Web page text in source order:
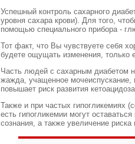
Успешный контроль сахарного
уровня сахара крови). Для того,
помощью специального прибора -
Тот факт, что Вы чувствуете себя
будете ощущать изменения, только
Часть людей с сахарным диабетом
жажда, учащенное мочеиспускание,
повышает риск развития
Также и при частых гипогликемиях
есть гипогликемии могут
сознания, а также увеличение